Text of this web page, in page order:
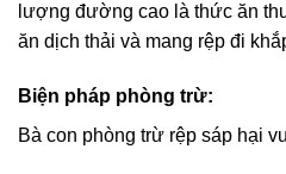
lượng đường cao là thức ăn
ăn dịch thải và mang rệp đi
Biện pháp phòng trừ:
Bà con phòng trừ rệp sáp hại